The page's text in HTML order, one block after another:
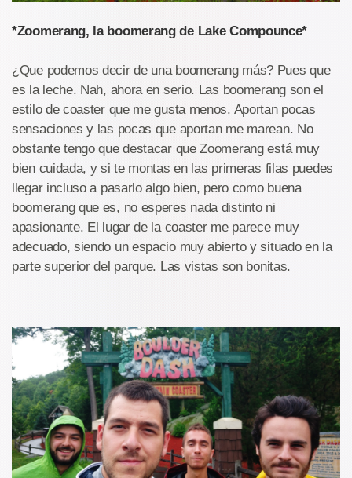
*Zoomerang, la boomerang de Lake Compounce*
¿Que podemos decir de una boomerang más? Pues que
es la leche. Nah, ahora en serio. Las boomerang son el
estilo de coaster que me gusta menos. Aportan pocas
sensaciones y las pocas que aportan me marean. No
obstante tengo que destacar que Zoomerang está muy
bien cuidada, y si te montas en las primeras filas puedes
llegar incluso a pasarlo algo bien, pero como buena
boomerang que es, no esperes nada distinto ni
apasionante. El lugar de la coaster me parece muy
adecuado, siendo un espacio muy abierto y situado en la
parte superior del parque. Las vistas son bonitas.